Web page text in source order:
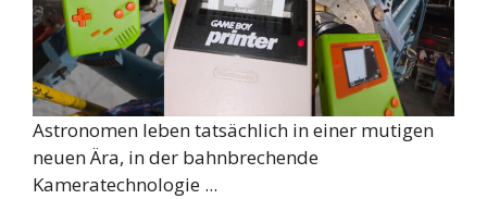
Astronomen leben tatsächlich in einer mutigen
neuen Ära, in der bahnbrechende
Kameratechnologie ...